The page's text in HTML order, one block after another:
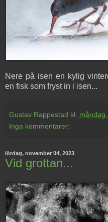
Nere på isen en kylig
en fisk som fryst in i isen...
Gustav Rappestad kl.
Inga kommentarer:
lördag, november 04, 2023
Vid grottan...